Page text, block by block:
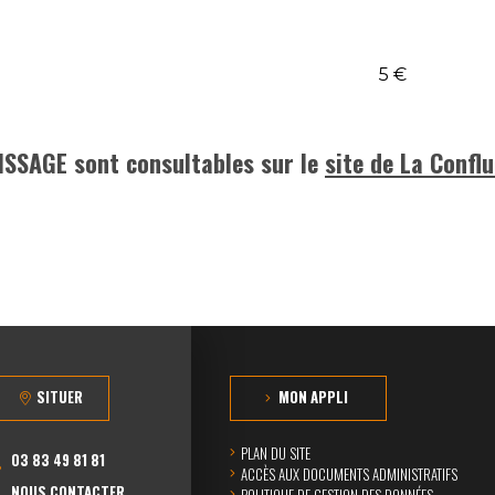
5 €
sont consultables sur le site de La
SITUER
03 83 49 81 81
MON APPLI
PLAN DU SITE
ACCÈS AUX DOCUMENTS ADMINISTRATIFS